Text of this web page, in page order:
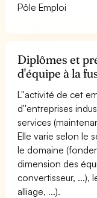
Pôle Emploi
Diplômes et
d'équipe à la
L''activité de cet
d''entreprises
services
Elle varie selon le
le domaine
dimension des
convertisseur, ...),
alliage, ...).